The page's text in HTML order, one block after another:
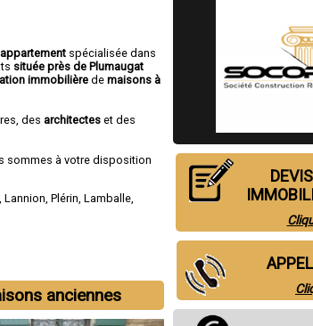
spécialisée dans
située près de Plumaugat
immobilièredemaisons à
des architectes et des
sommes à votre disposition
,Lannion ,Plérin ,Lamballe
anciennes